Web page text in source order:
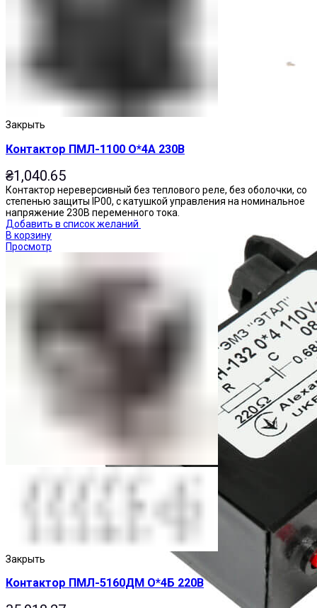
Закрыть
Контактор ПМЛ-1100 О*4А 230В
₴1,040.65
Контактор нереверсивный без теплового реле, без оболочки, со
степенью защиты IP00, с катушкой управления на номинальное
напряжение 230В переменного тока.
Добавить в список желаний
В корзину
Просмотр
Закрыть
Контактор ПМЛ-5160ДМ О*4Б 220В